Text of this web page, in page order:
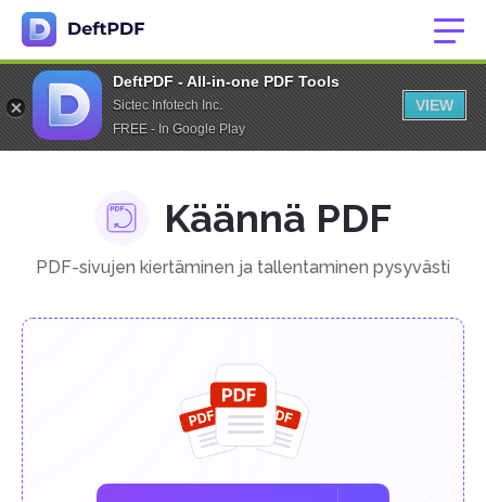
DeftPDF - All-in-one PDF Tools
Sictec Infotech Inc.
FREE - In Google Play
VIEW
Käännä PDF
PDF-sivujen kiertäminen ja tallentaminen pysyvästi